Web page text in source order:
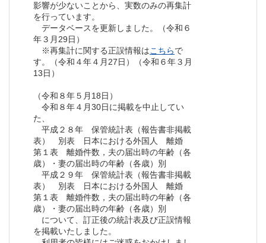
影響が少ないことから、実数のみの再集計
を行っています。
データベースを更新しました。（令和６
年３月29日）
※再集計に関する正誤情報はこちらで
す。（令和４年４月27日）（令和６年３月
13日）
（令和８年５月18日）
令和８年４月30日に掲載を中止してい
た、
平成２８年 保管統計表（報告書非掲載
表） 別表 日本における外国人 離婚
第１表 離婚件数，夫の届出時の年齢（各
歳）・妻の届出時の年齢（各歳）別
平成２９年 保管統計表（報告書非掲載
表） 別表 日本における外国人 離婚
第１表 離婚件数，夫の届出時の年齢（各
歳）・妻の届出時の年齢（各歳）別
について、訂正後の統計表及び正誤情報
を掲載いたしました。